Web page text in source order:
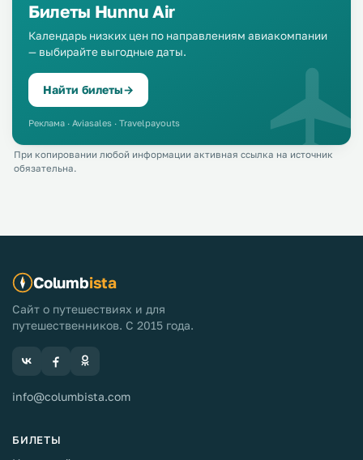
Билеты Hunnu Air
Календарь низких цен по направлениям авиакомпании
— выбирайте выгодные даты.
Найти билеты→
Реклама · Aviasales · Travelpayouts
При копировании любой информации активная ссылка на источник
обязательна.
Columbista
Сайт о путешествиях и для
путешественников. С 2015 года.
info@columbista.com
БИЛЕТЫ